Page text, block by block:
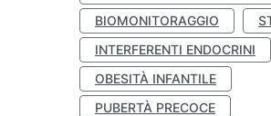
BIOMONITORAGGIO
INTERFERENTI ENDOCRINI
OBESITÀ INFANTILE
PUBERTÀ PRECOCE